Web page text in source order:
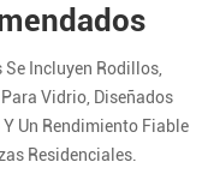
Incluyen Rodillos,
Vidrio, Diseñados
Un Rendimiento Fiable
Residenciales.